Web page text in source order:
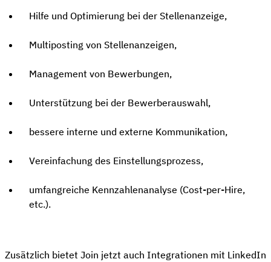
Hilfe und Optimierung bei der Stellenanzeige,
Multiposting von Stellenanzeigen,
Management von Bewerbungen,
Unterstützung bei der Bewerberauswahl,
bessere interne und externe Kommunikation,
Vereinfachung des Einstellungsprozess,
umfangreiche Kennzahlenanalyse (Cost-per-Hire,
etc.).
Zusätzlich bietet Join jetzt auch Integrationen mit LinkedIn